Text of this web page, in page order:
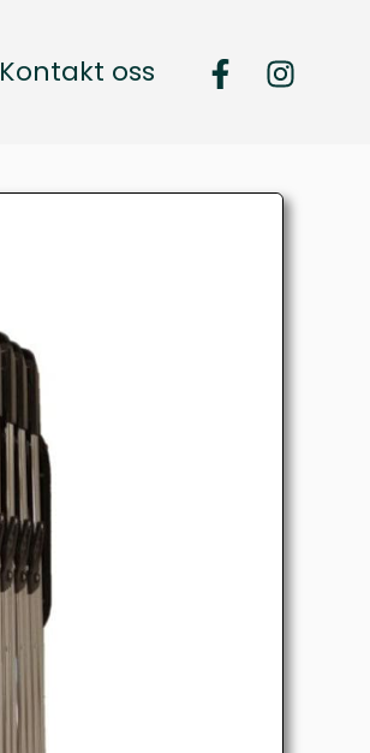
Kontakt oss